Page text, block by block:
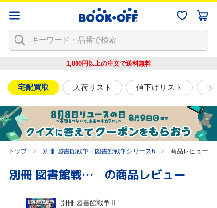
1,800円以上の注文で送料無料
宅配買取 入荷リスト 値下げリスト
トップ 別冊 図書館戦争Ⅱ図書館戦争シリーズ6 商品レビュー
別冊 図書館戦争Ⅱ の商品レビュー
別冊 図書館戦争Ⅱ